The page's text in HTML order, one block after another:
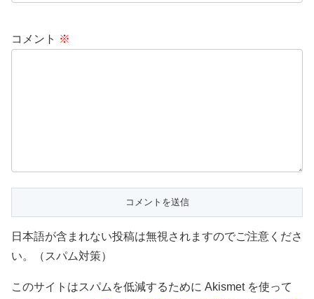
コメント ※
日本語が含まれない投稿は無視されますのでご注意くださ
い。（スパム対策）
このサイトはスパムを低減するために Akismet を使って